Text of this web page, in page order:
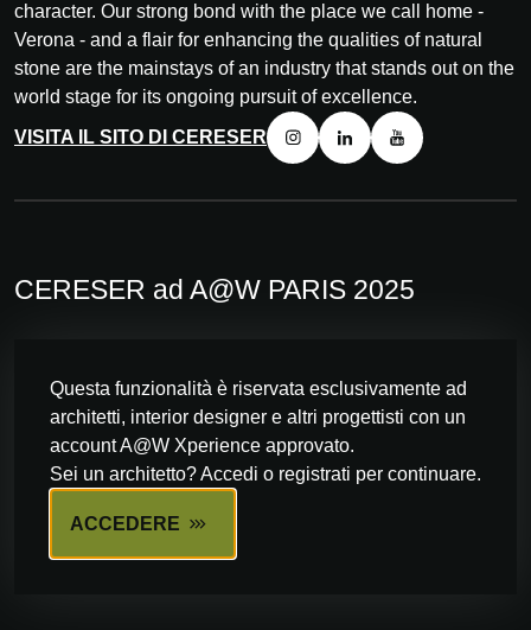
character. Our strong bond with the place we call home -
Verona - and a flair for enhancing the qualities of natural
stone are the mainstays of an industry that stands out on the
world stage for its ongoing pursuit of excellence.
VISITA IL SITO DI CERESER
CERESER ad A@W PARIS 2025
Questa funzionalità è riservata esclusivamente ad
architetti, interior designer e altri progettisti con un
account A@W Xperience approvato.
Sei un architetto? Accedi o registrati per continuare.
ACCEDERE